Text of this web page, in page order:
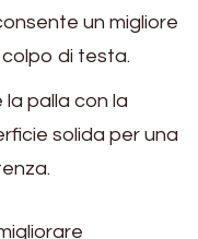
un migliore
di testa.
la palla con la
solida per una